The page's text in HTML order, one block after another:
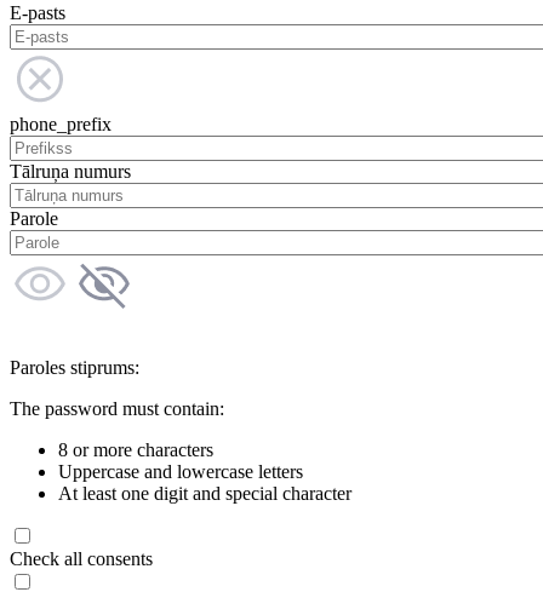
E-pasts
phone_prefix
Tālruņa numurs
Parole
Paroles stiprums:
The password must contain:
8 or more characters
Uppercase and lowercase letters
At least one digit and special character
Check all consents